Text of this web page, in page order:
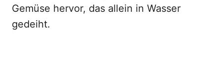
Gemüse hervor, das allein in Wasser
gedeiht.